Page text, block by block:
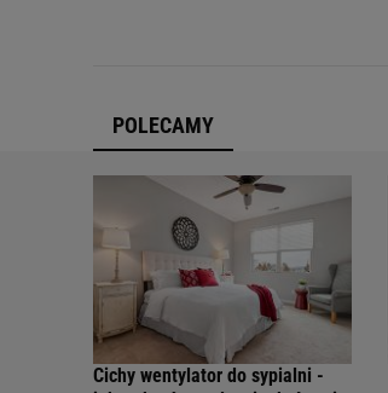
POLECAMY
Cichy wentylator do sypialni -